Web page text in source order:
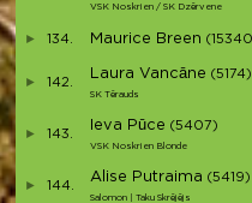
VSK Noskrien / SK Dzērvene
134. Maurice Breen
142.
Laura Vancāne (5174)
SK Tērauds
143.
Ieva Pūce (5407)
VSK Noskrien Blonde
144.
Alise Putraima (5419)
Salomon | Taku Skrējējs